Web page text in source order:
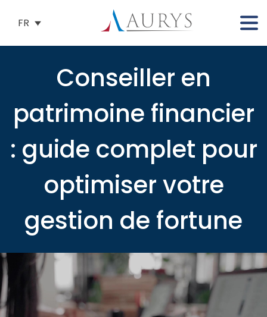
FR
Conseiller en
patrimoine financier
: guide complet pour
optimiser votre
gestion de fortune